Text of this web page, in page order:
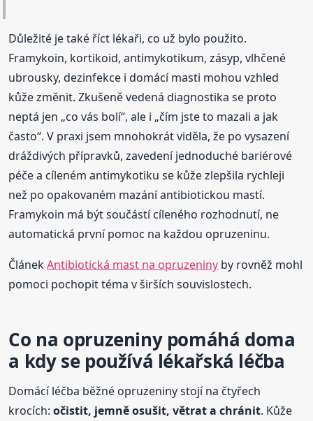
Důležité je také říct lékaři, co už bylo použito.
Framykoin, kortikoid, antimykotikum, zásyp, vlhčené
ubrousky, dezinfekce i domácí masti mohou vzhled
kůže změnit. Zkušeně vedená diagnostika se proto
neptá jen „co vás bolí“, ale i „čím jste to mazali a jak
často“. V praxi jsem mnohokrát viděla, že po vysazení
dráždivých přípravků, zavedení jednoduché bariérové
péče a cíleném antimykotiku se kůže zlepšila rychleji
než po opakovaném mazání antibiotickou mastí.
Framykoin má být součástí cíleného rozhodnutí, ne
automatická první pomoc na každou opruzeninu.
ČlánekAntibiotická mast na opruzeniny by rovněž mohl
pomoci pochopit téma v širších souvislostech.
Co na opruzeniny pomáhá doma
a kdy se používá lékařská léčba
Domácí léčba běžné opruzeniny stojí na čtyřech
krocích:očistit, jemně osušit, větrat a chránit. Kůže